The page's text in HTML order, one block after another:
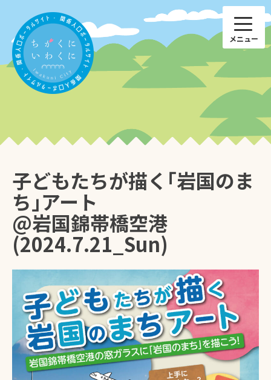
content
子育て 仕事
ひと
住まい
交通 歴史・文化
ふるさと納税 地域紹介
ファンクラブ トップページ
子どもたちが描く｢岩国のま
ち｣アート
@岩国錦帯橋空港
(2024.7.21_Sun)